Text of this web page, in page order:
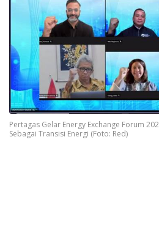
Pertagas Gelar Energy Exchange Forum
Sebagai Transisi Energi (Foto: Red)